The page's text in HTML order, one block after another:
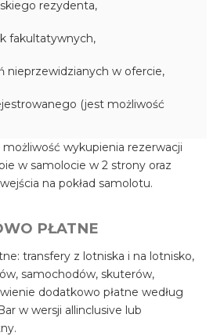
rezydenta,
fakultatywnych,
nieprzewidzianych w ofercie,
(jest możliwość
wykupienia rezerwacji
w samolocie w 2 strony oraz
na pokład samolotu.
PŁATNE
transfery z lotniska i na lotnisko,
samochodów, skuterów,
dodatkowo płatne według
w wersji allinclusive lub